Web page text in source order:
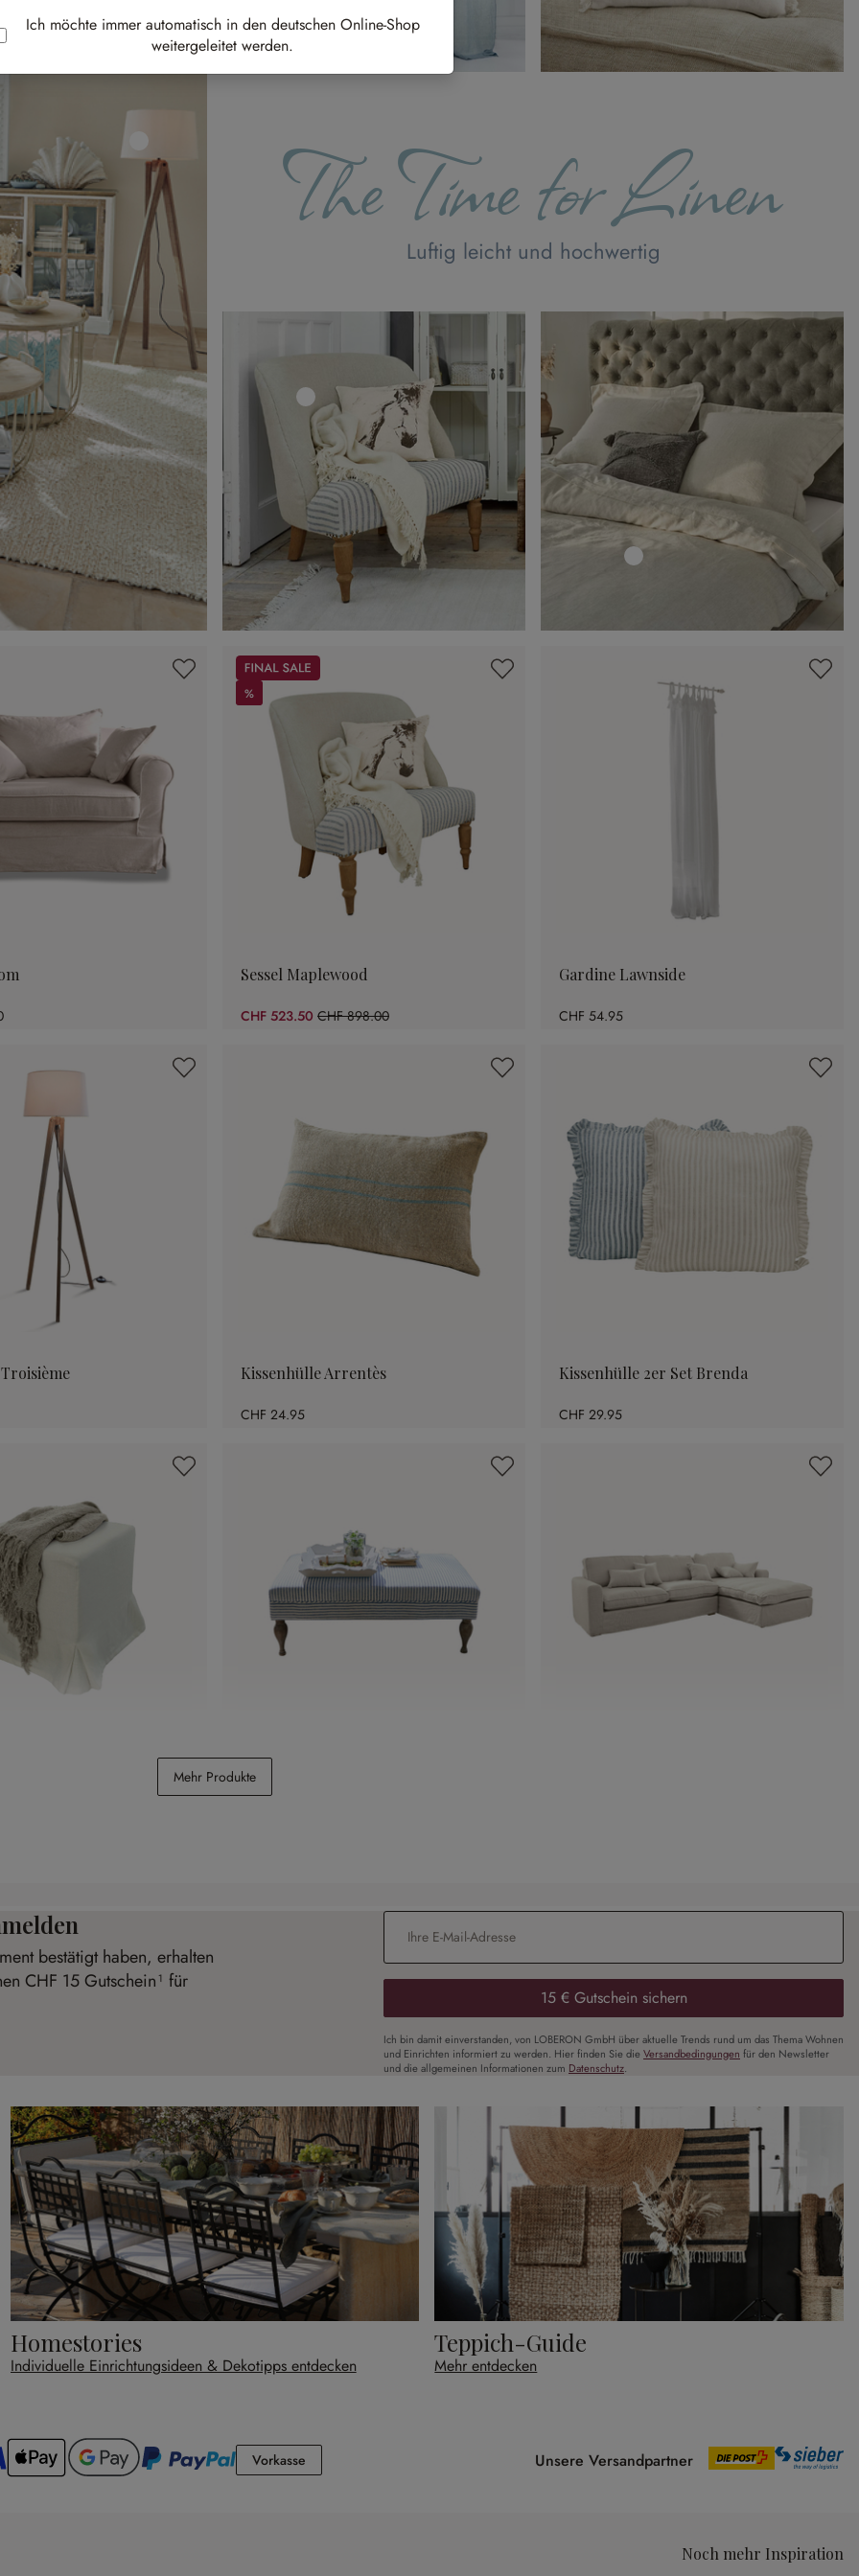
The Time for Linen
Luftig leicht und hochwertig
Sale
%
%
Sessel Maplewood
CHF 523.50 CHF 898.00
(41.7% gespart)
Gardine Lawnside
CHF 54.95
Kissenhülle Arrentès
CHF 24.95
Kissenhülle 2er Set Brenda
CHF 29.95
Hocker Ulysette
Mehr Produkte
bestätigt haben, erhalten
CHF 15 Gutschein¹ für
E-Mail-Adresse
15 € Gutschein sichern
Ich bin damit einverstanden, von LOBERON GmbH über aktuelle Trends rund um das Thema Wohnen
und Einrichten informiert zu werden. Hier finden Sie die Versandbedingungen für den Newsletter
und die allgemeinen Informationen zum Datenschutz.
Homestories
Individuelle Einrichtungsideen & Dekotipps entdecken
Teppich-Guide
Mehr entdecken
VorkasseVorkasse Unsere Versandpartner
Noch mehr Inspiration
Ich möchte immer automatisch in den deutschen Online-Shop
weitergeleitet werden.